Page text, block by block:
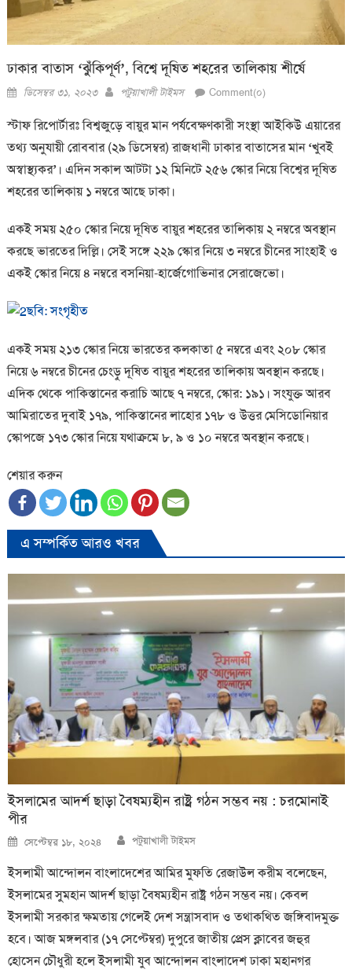
ঢাকার বাতাস ‘ঝুঁকিপূর্ণ’, বিশ্বে দূষিত শহরের তালিকায় শীর্ষে
Posted
ডিসেম্বর ৩১, ২০২৩ Author
পটুয়াখালী টাইমস Comment(০)
স্টাফ রিপোর্টারঃ বিশ্বজুড়ে বায়ুর মান পর্যবেক্ষণকারী সংস্থা আইকিউ এয়ারের
তথ্য অনুযায়ী রোববার (২৯ ডিসেম্বর) রাজধানী ঢাকার বাতাসের মান ‘খুবই
অস্বাস্থ্যকর’। এদিন সকাল আটটা ১২ মিনিটে ২৫৬ স্কোর নিয়ে বিশ্বের দূষিত
শহরের তালিকায় ১ নম্বরে আছে ঢাকা।
একই সময় ২৫০ স্কোর নিয়ে দূষিত বায়ুর শহরের তালিকায় ২ নম্বরে অবস্থান
করছে ভারতের দিল্লি। সেই সঙ্গে ২২৯ স্কোর নিয়ে ৩ নম্বরে চীনের সাংহাই ও
একই স্কোর নিয়ে ৪ নম্বরে বসনিয়া-হার্জেগোভিনার সেরাজেভো।
ছবি: সংগৃহীত
একই সময় ২১৩ স্কোর নিয়ে ভারতের কলকাতা ৫ নম্বরে এবং ২০৮ স্কোর
নিয়ে ৬ নম্বরে চীনের চেংড়ু দূষিত বায়ুর শহরের তালিকায় অবস্থান করছে।
এদিক থেকে পাকিস্তানের করাচি আছে ৭ নম্বরে, স্কোর: ১৯১। সংযুক্ত আরব
আমিরাতের দুবাই ১৭৯, পাকিস্তানের লাহোর ১৭৮ ও উত্তর মেসিডোনিয়ার
স্কোপজে ১৭৩ স্কোর নিয়ে যথাক্রমে ৮, ৯ ও ১০ নম্বরে অবস্থান করছে।
শেয়ার করুন
এ সম্পর্কিত আরও খবর
ইসলামের আদর্শ ছাড়া বৈষম্যহীন রাষ্ট্র গঠন সম্ভব নয় : চরমোনাই
পীর
Posted
on
সেপ্টেম্বর ১৮, ২০২৪ Author
পটুয়াখালী টাইমস
ইসলামী আন্দোলন বাংলাদেশের আমির মুফতি রেজাউল করীম বলেছেন,
ইসলামের সুমহান আদর্শ ছাড়া বৈষম্যহীন রাষ্ট্র গঠন সম্ভব নয়। কেবল
ইসলামী সরকার ক্ষমতায় গেলেই দেশ সন্ত্রাসবাদ ও তথাকথিত জঙ্গিবাদমুক্ত
হবে। আজ মঙ্গলবার (১৭ সেপ্টেম্বর) দুপুরে জাতীয় প্রেস ক্লাবের জহুর
হোসেন চৌধুরী হলে ইসলামী যুব আন্দোলন বাংলাদেশ ঢাকা মহানগর